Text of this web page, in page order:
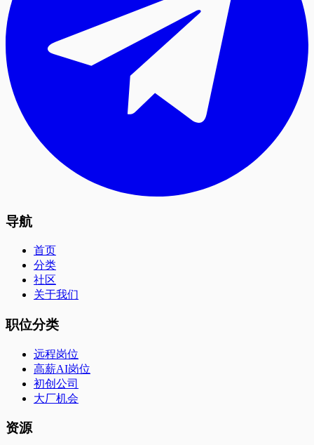
导航
首页
分类
社区
关于我们
职位分类
远程岗位
高薪AI岗位
初创公司
大厂机会
资源